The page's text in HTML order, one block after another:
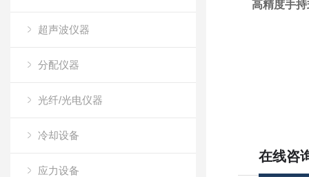
超声波仪器
分配仪器
光纤/光电仪器
冷却设备
应力设备
高精度手
在线咨